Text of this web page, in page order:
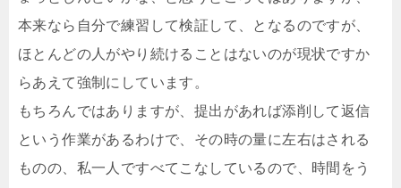
本来なら自分で練習して検証して、となるのですが、
ほとんどの人がやり続けることはないのが現状ですか
らあえて強制にしています。
もちろんではありますが、提出があれば添削して返信
という作業があるわけで、その時の量に左右はされる
ものの、私一人ですべてこなしているので、時間をう